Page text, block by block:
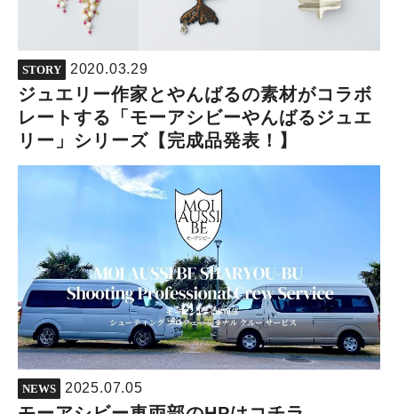
STORY 2020.03.29
ジュエリー作家とやんばるの素材がコラボ
レートする「モーアシビーやんばるジュエ
リー」シリーズ【完成品発表！】
NEWS 2025.07.05